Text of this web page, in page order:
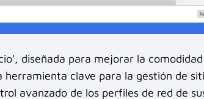
diseñada para mejorar la
herramienta clave para la gestión de
avanzado de los perfiles de red de